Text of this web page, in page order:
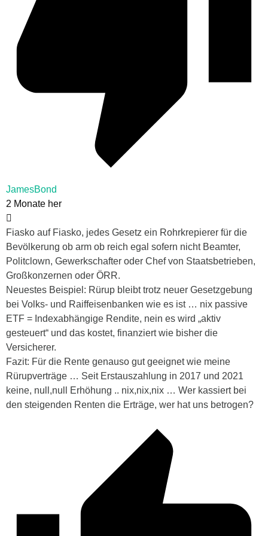
JamesBond
2 Monate her
Fiasko auf Fiasko, jedes Gesetz ein Rohrkrepierer für die
Bevölkerung ob arm ob reich egal sofern nicht Beamter,
Politclown, Gewerkschafter oder Chef von Staatsbetrieben,
Großkonzernen oder ÖRR.
Neuestes Beispiel: Rürup bleibt trotz neuer Gesetzgebung
bei Volks- und Raiffeisenbanken wie es ist … nix passive
ETF = Indexabhängige Rendite, nein es wird „aktiv
gesteuert“ und das kostet, finanziert wie bisher die
Versicherer.
Fazit: Für die Rente genauso gut geeignet wie meine
Rürupverträge … Seit Erstauszahlung in 2017 und 2021
keine, null,null Erhöhung .. nix,nix,nix … Wer kassiert bei
den steigenden Renten die Erträge, wer hat uns betrogen?